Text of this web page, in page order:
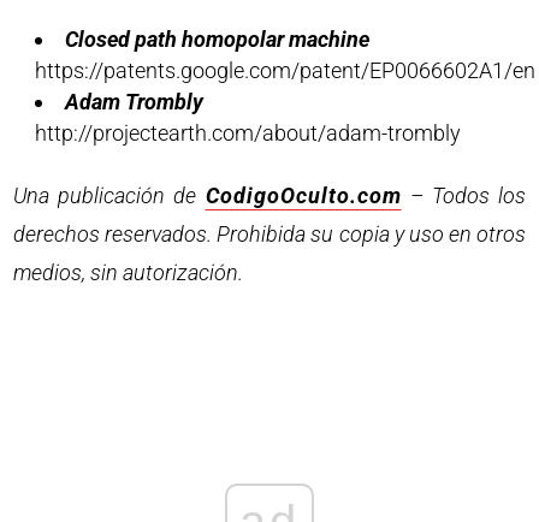
Closed path homopolar machine
https://patents.google.com/patent/EP0066602A1/en
Adam Trombly
http://projectearth.com/about/adam-trombly
Una publicación de CodigoOculto.com – Todos los
derechos reservados. Prohibida su copia y uso en otros
medios, sin autorización.